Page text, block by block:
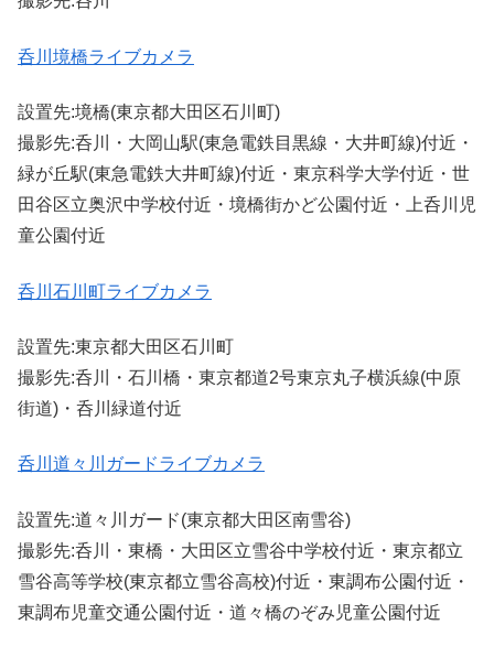
呑川境橋ライブカメラ
設置先:境橋(東京都大田区石川町)
撮影先:呑川・大岡山駅(東急電鉄目黒線・大井町線)付近・
緑が丘駅(東急電鉄大井町線)付近・東京科学大学付近・世
田谷区立奥沢中学校付近・境橋街かど公園付近・上呑川児
童公園付近
呑川石川町ライブカメラ
設置先:東京都大田区石川町
撮影先:呑川・石川橋・東京都道2号東京丸子横浜線(中原
街道)・呑川緑道付近
呑川道々川ガードライブカメラ
設置先:道々川ガード(東京都大田区南雪谷)
撮影先:呑川・東橋・大田区立雪谷中学校付近・東京都立
雪谷高等学校(東京都立雪谷高校)付近・東調布公園付近・
東調布児童交通公園付近・道々橋のぞみ児童公園付近